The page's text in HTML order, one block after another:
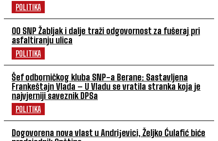
POLITIKA
OO SNP Žabljak i dalje traži odgovornost za fušeraj pri
asfaltiranju ulica
POLITIKA
Šef odborničkog kluba SNP-a Berane: Sastavljena
Frankeštajn Vlada – U Vladu se vratila stranka koja je
najvjerniji saveznik DPSa
POLITIKA
Dogovorena nova vlast u Andriјevici, Željko Ćulafić biće